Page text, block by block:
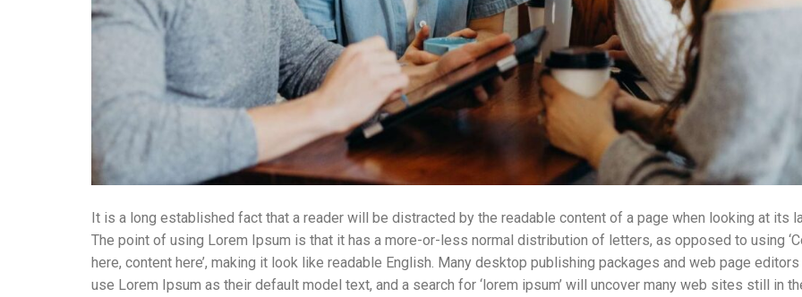
It is a long established fact that a reader will be distracted by the readable content of a page when looking at its
The point of using Lorem Ipsum is that it has a more-or-less normal distribution of letters, as opposed to using
here, content here’, making it look like readable English. Many desktop publishing packages and web page
use Lorem Ipsum as their default model text, and a search for ‘lorem ipsum’ will uncover many web sites still in